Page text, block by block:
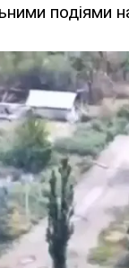
подіями